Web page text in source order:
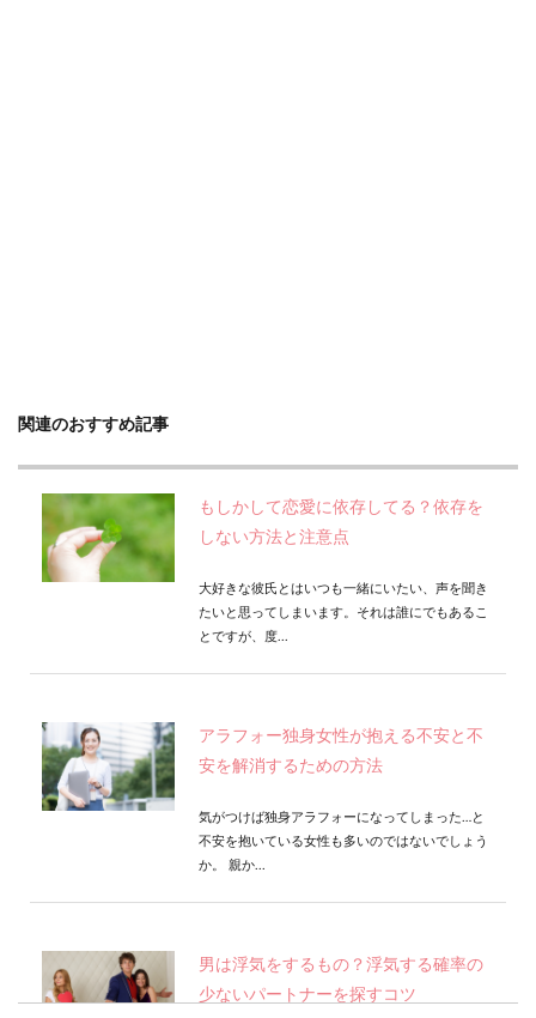
関連のおすすめ記事
もしかして恋愛に依存してる？依存を
しない方法と注意点
大好きな彼氏とはいつも一緒にいたい、声を聞き
たいと思ってしまいます。それは誰にでもあるこ
とですが、度...
アラフォー独身女性が抱える不安と不
安を解消するための方法
気がつけば独身アラフォーになってしまった…と
不安を抱いている女性も多いのではないでしょう
か。 親か...
男は浮気をするもの？浮気する確率の
少ないパートナーを探すコツ